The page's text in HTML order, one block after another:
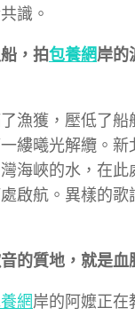
識。
，拍包養網岸的
漁獲，壓低了船
縷曦光解纜。新
海峽的水，在此
啟航。異樣的
的質地，就是血
網岸的阿嬤正在